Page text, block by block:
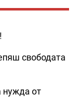
свободата
нужда от